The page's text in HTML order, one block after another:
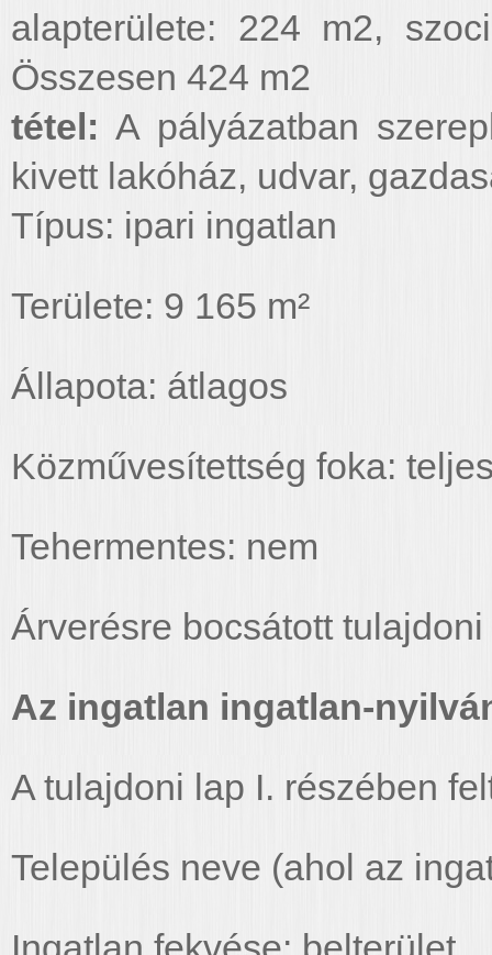
alapterülete: 224 m2,
Összesen 424 m2
tétel: A pályázatban
kivett lakóház, udvar,
Típus: ipari ingatlan
Területe: 9 165 m²
Állapota: átlagos
Közművesítettség foka:
Tehermentes: nem
Árverésre bocsátott
Az ingatlan ingatlan-
A tulajdoni lap I. részében
Település neve (ahol az